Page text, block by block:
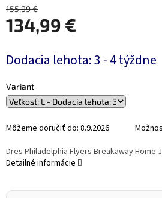
155,99 €
134,99 €
cena:
Dodacia lehota: 3 - 4 týždne
Variant
Môžeme doručiť do: 8.9.2026
Dres Philadelphia Flyers Breakaway Home
Detailné informácie